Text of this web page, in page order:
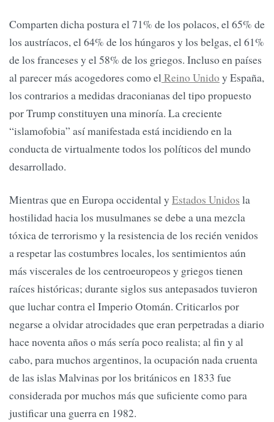
Comparten dicha postura el 71% de los polacos, el 65% de
los austríacos, el 64% de los húngaros y los belgas, el 61%
de los franceses y el 58% de los griegos. Incluso en países
al parecer más acogedores como elReino Unidoy España,
los contrarios a medidas draconianas del tipo propuesto
por Trump constituyen una minoría. La creciente
“islamofobia” así manifestada está incidiendo en la
conducta de virtualmente todos los políticos del mundo
desarrollado.
Mientras que en Europa occidental y Estados Unidos la
hostilidad hacia los musulmanes se debe a una mezcla
tóxica de terrorismo y la resistencia de los recién venidos
a respetar las costumbres locales, los sentimientos aún
más viscerales de los centroeuropeos y griegos tienen
raíces históricas; durante siglos sus antepasados tuvieron
que luchar contra el Imperio Otomán. Criticarlos por
negarse a olvidar atrocidades que eran perpetradas a diario
hace noventa años o más sería poco realista; al fin y al
cabo, para muchos argentinos, la ocupación nada cruenta
de las islas Malvinas por los británicos en 1833 fue
considerada por muchos más que suficiente como para
justificar una guerra en 1982.